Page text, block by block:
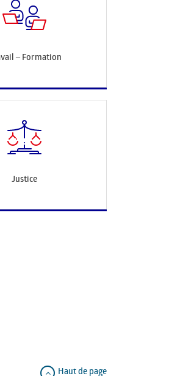
– Formation
Justice
Haut de page